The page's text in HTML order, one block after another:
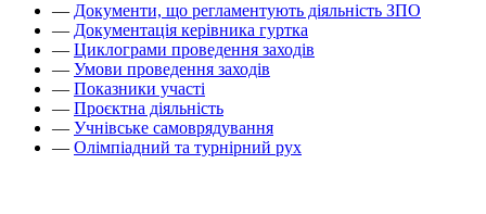
— Документи, що регламентують діяльність ЗПО
— Документація керівника гуртка
— Циклограми проведення заходів
— Умови проведення заходів
— Показники участі
— Проєктна діяльність
— Учнівське самоврядування
— Олімпіадний та турнірний рух